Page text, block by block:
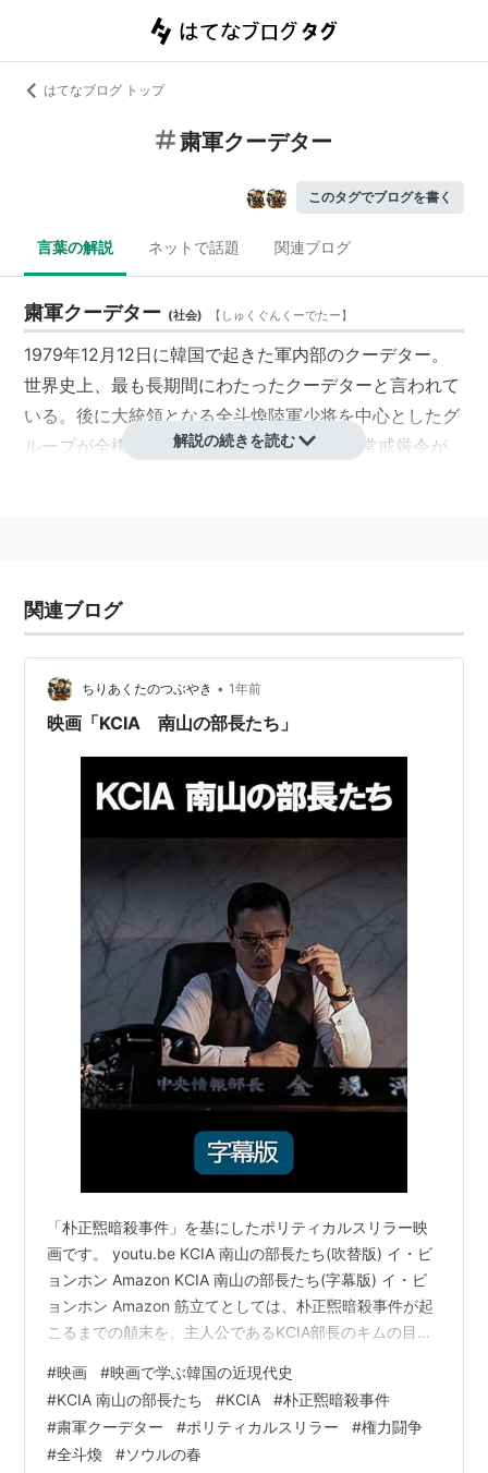
はてなブログ トップ
粛軍クーデター
このタグでブログを書く
言葉の解説 ネットで話題 関連ブログ
粛軍クーデター (社会) 【 しゅくぐんくーでたー】
1979年12月12日に韓国で起きた軍内部のクーデター。
世界史上、最も長期間にわたったクーデターと言われて
いる。後に大統領となる全斗煥陸軍少将を中心としたグ
ループが全権掌握した。1980年には全国非常戒厳令が
解説の続きを読む
関連ブログ
ちりあくたのつぶやき • 1年前
映画「KCIA 南山の部長たち」
「朴正煕暗殺事件」を基にしたポリティカルスリラー映
画です。 youtu.be KCIA 南山の部長たち(吹替版) イ・ビ
ョンホン Amazon KCIA 南山の部長たち(字幕版) イ・ビ
ョンホン Amazon 筋立てとしては、朴正煕暗殺事件が起
こるまでの顛末を、主人公であるKCIA部長のキムの目を
KCIA部長 ・パク：韓国大統領 ・パク・ヨンガク（以下
まぎらわしいのでヨンガク）：元KCIA部長 ・クァク：大
統領警護室長 ここらへんを抑えておけばこの映画はわか
ります。 で、まず冒頭キムがパクの宴会場に入り銃声が
#映画 #映画で学ぶ韓国の近現代史
#KCIA 南山の部長たち #KCIA #朴正煕暗殺事件
#粛軍クーデター #ポリティカルスリラー #権力闘争
#全斗煥 #ソウルの春